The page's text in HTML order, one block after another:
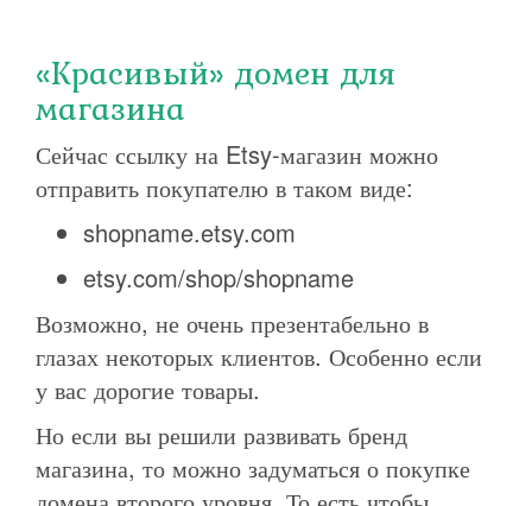
«Красивый» домен для
магазина
Сейчас ссылку на Etsy-магазин можно
отправить покупателю в таком виде:
shopname.etsy.com
etsy.com/shop/shopname
Возможно, не очень презентабельно в
глазах некоторых клиентов. Особенно если
у вас дорогие товары.
Но если вы решили развивать бренд
магазина, то можно задуматься о покупке